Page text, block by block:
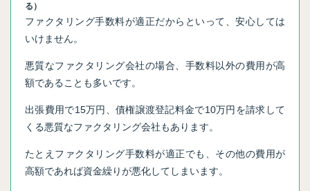
る）
ファクタリング手数料が適正だからといって、安心しては
いけません。
悪質なファクタリング会社の場合、手数料以外の費用が高
額であることも多いです。
出張費用で15万円、債権譲渡登記料金で10万円を請求して
くる悪質なファクタリング会社もあります。
たとえファクタリング手数料が適正でも、その他の費用が
高額であれば資金繰りが悪化してしまいます。